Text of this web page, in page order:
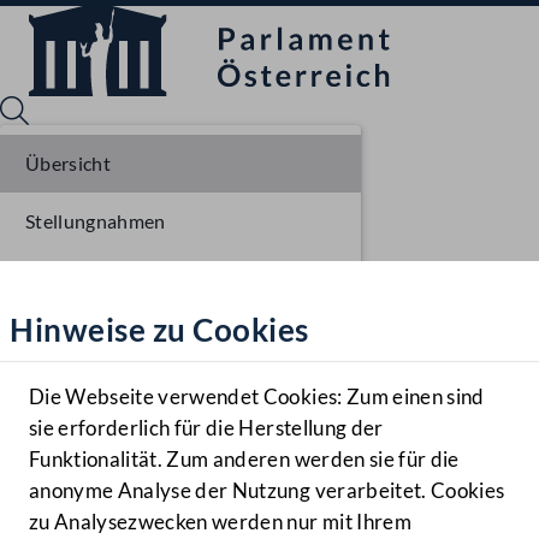
Hilfe
Benutzer
Navigationsmenü öffnen
MENÜ
Hinweise zu Cookies
Die Webseite verwendet Cookies: Zum einen sind
sie erforderlich für die Herstellung der
Funktionalität. Zum anderen werden sie für die
anonyme Analyse der Nutzung verarbeitet. Cookies
zu Analysezwecken werden nur mit Ihrem
Übersicht
Stellungnahmen
Einbringung NR
Ausschussberatungen NR
Plenarberatungen NR
Einlangen BR